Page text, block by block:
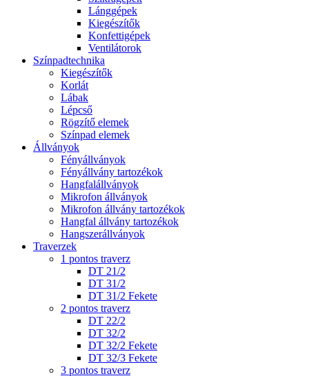
Lánggépek
Kiegészítők
Konfettigépek
Ventilátorok
Színpadtechnika
Kiegészítők
Korlát
Lábak
Lépcső
Rögzítő elemek
Színpad elemek
Állványok
Fényállványok
Fényállvány tartozékok
Hangfalállványok
Mikrofon állványok
Mikrofon állvány tartozékok
Hangfal állvány tartozékok
Hangszerállványok
Traverzek
1 pontos traverz
DT 21/2
DT 31/2
DT 31/2 Fekete
2 pontos traverz
DT 22/2
DT 32/2
DT 32/2 Fekete
DT 32/3 Fekete
3 pontos traverz